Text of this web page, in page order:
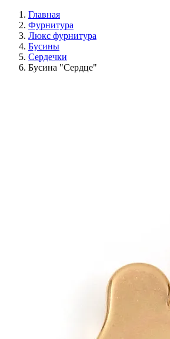
Главная
Фурнитура
Люкс фурнитура
Бусины
Сердечки
Бусина "Сердце"